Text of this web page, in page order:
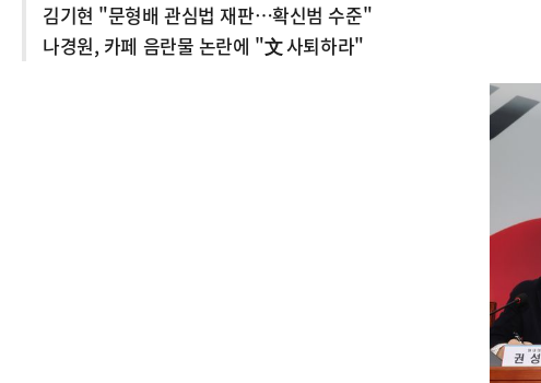
김기현 "문형배 관심법 재판…확신범 수준"
나경원, 카페 음란물 논란에 "文 사퇴하라"